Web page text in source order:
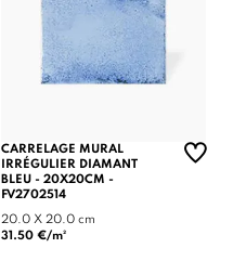
CARRELAGE MURAL
IRRÉGULIER DIAMANT
BLEU - 20X20CM -
FV2702514
20.0 X 20.0 cm
31.50 €/m²